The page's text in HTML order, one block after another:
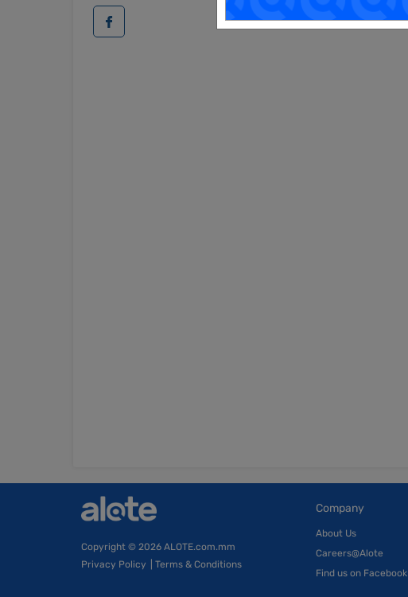
Copyright © 2026 ALOTE.com.mm
Privacy Policy
Terms & Conditions
Company
About Us
Careers@Alote
Find us on Facebook